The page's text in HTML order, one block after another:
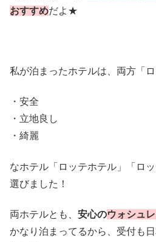
おすすめだよ★
私が泊まったホテルは、両方「
・安全
・立地良し
・綺麗
なホテル「ロッテホテル」「ロ
選びました！
両ホテルとも、 安心のウォシュ
かなり泊まってるから、受付も